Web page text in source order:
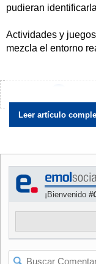
pudieran
Actividades y
mezcla el entorno
Universidad de La
La plataforma se
complemento para
la infancia tanto en
La idea surgió con
realidad
este sentido por la
con el síndrome de
Leer artículo
¡Bienvenido